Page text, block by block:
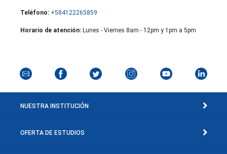
Teléfono: +584122265859
Horario de atención: Lunes - Viernes 8am - 12pm y 1pm a 5pm
NUESTRA INSTITUCIÓN
OFERTA DE ESTUDIOS